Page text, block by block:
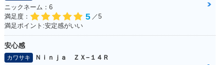
ニックネーム：6
満足度：
5 ／5
満足ポイント:安定感がいい
安心感
カワサキ
Ｎｉｎｊａ ＺＸ−１４Ｒ